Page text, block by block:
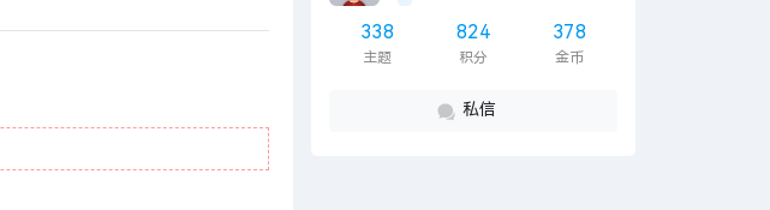
338
主题
824
积分
378
金币
私信